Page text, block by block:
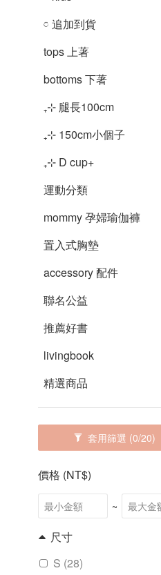
𓏌 追加到貨
tops 上著
bottoms 下著
₊⊹ 腿長100cm
₊⊹ 150cm小個子
₊⊹ D cup+
運動分類
mommy 孕婦瑜伽褲
置入式胸墊
accessory 配件
聯名公益
推薦好書
livingbook
精選商品
套用篩選 (0/20)
價格 (NT$)
~
尺寸
S (28)